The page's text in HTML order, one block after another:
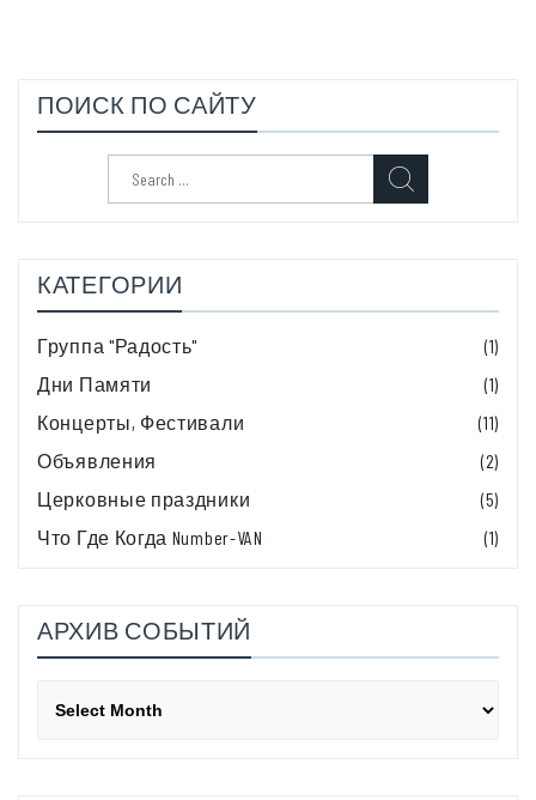
ПОИСК ПО САЙТУ
КАТЕГОРИИ
Группа "Радость"
(1)
Дни Памяти
(1)
Концерты, Фестивали
(11)
Объявления
(2)
Церковные праздники
(5)
Что Где Когда Number-VAN
(1)
АРХИВ СОБЫТИЙ
событий